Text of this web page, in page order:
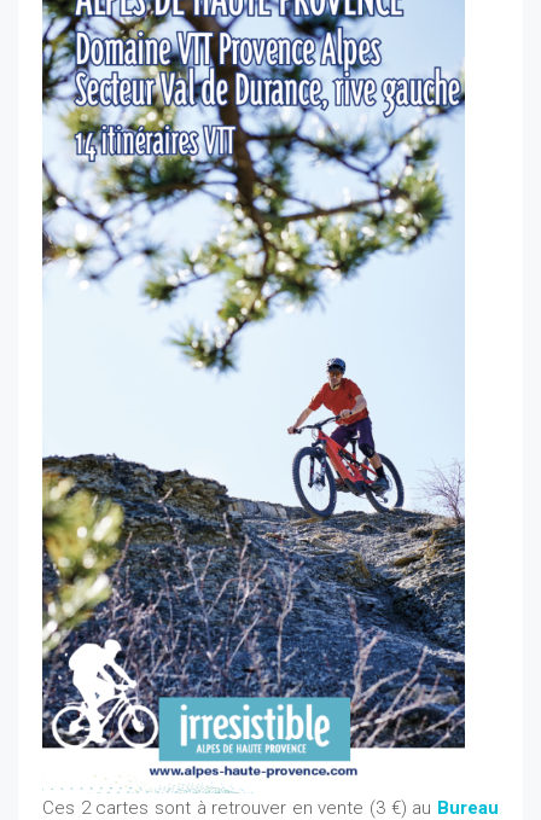
Ces 2 cartes sont à retrouver en vente (3 €) au Bureau